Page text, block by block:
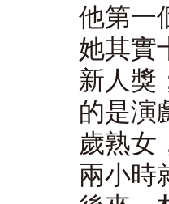
他第一
她其實
新人獎
的是演
歲熟女
兩小時